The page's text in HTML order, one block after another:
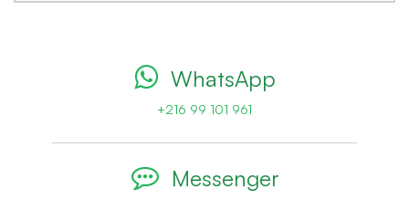
WhatsApp
+216 99 101 961
Messenger